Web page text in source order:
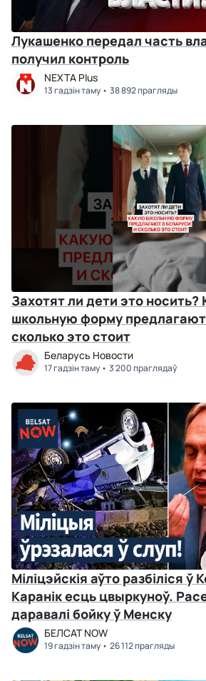
Лукашенко передал часть
получил контроль
NEXTA Plus
13 гадзін таму 38 892 прагляды
Захотят ли дети это носить?
школьную форму предлагают
сколько это стоит
Беларусь Новости
17 гадзін таму 3 200 праглядаў
Міліцэйскія аўто разбіліся ў
Каранік есць цвыркуноў.
даравалі бойку ў Менску
БЕЛСАТ NOW
19 гадзін таму 26 112 прагляды